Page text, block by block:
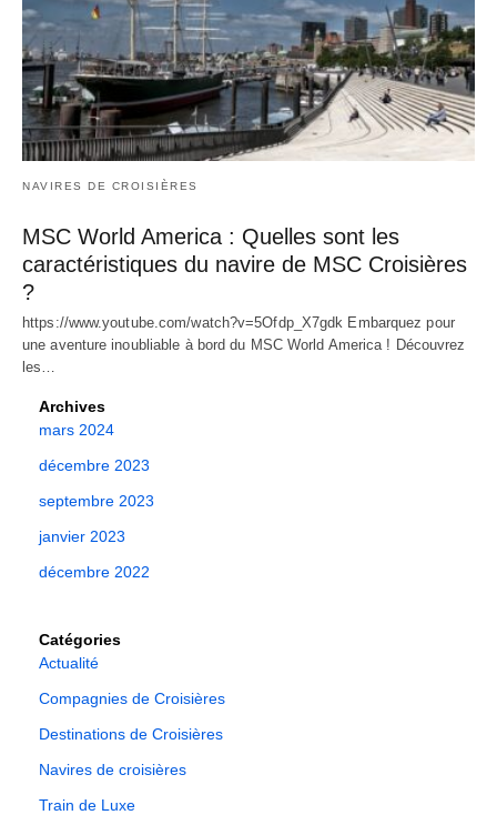
NAVIRES DE CROISIÈRES
MSC World America : Quelles sont les
caractéristiques du navire de MSC Croisières
?
https://www.youtube.com/watch?v=5Ofdp_X7gdk Embarquez pour
une aventure inoubliable à bord du MSC World America ! Découvrez
les…
Archives
mars 2024
décembre 2023
septembre 2023
janvier 2023
décembre 2022
Catégories
Actualité
Compagnies de Croisières
Destinations de Croisières
Navires de croisières
Train de Luxe